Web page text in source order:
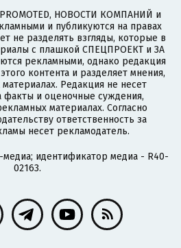
НОВОСТИ КОМПАНИЙ и
и публикуются на правах
не разделять взгляды, которые в
с плашкой СПЕЦПРОЕКТ и ЗА
рекламными, однако редакция
контента и разделяет мнения,
Редакция не несет
факты и оценочные суждения,
материалах. Согласно
ответственность за
несет рекламодатель.
идентификатор медиа - R40-
02163.